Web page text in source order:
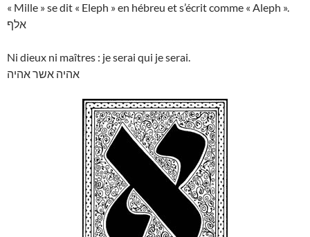
« Mille » se dit « Eleph » en hébreu et s’écrit comme « Aleph ».
אלף
Ni dieux ni maîtres : je serai qui je serai.
אהיה אשר אהיה